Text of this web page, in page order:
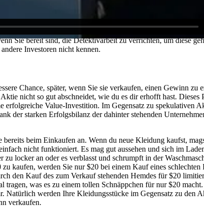
macht, den vollen Preis für einen Fernseher zu zahlen, da
Weise. Der einzige Unterschied besteht darin, dass Aktien
Freitag zum Verkauf angeboten werden und ihre
Aktien weniger ein Schnäppchen, weil mehr Menschen
Sie bereit sind, die Detektivarbeit zu verrichten, um diese
Investoren nicht kennen.
Chance, später, wenn Sie sie verkaufen, einen Gewinn zu
nicht so gut abschneidet, wie du es dir erhofft hast. Dieses
erfolgreiche Value-Investition. Im Gegensatz zu spekulativen
der starken Erfolgsbilanz der dahinter stehenden
beim Einkaufen an. Wenn du neue Kleidung kaufst,
nicht funktioniert. Es mag gut aussehen und sich im
locker an oder es verblasst und schrumpft in der
kaufen, werden Sie nur $20 bei einem Kauf eines schlechten
den Kauf des zum Verkauf stehenden Hemdes für $20
was es zu einem tollen Schnäppchen für nur $20
Natürlich werden Ihre Kleidungsstücke im Gegensatz zu den
verkaufen.